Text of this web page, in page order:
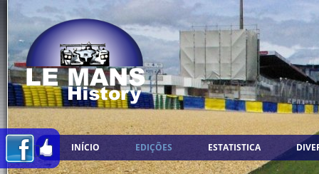
INÍCIO EDIÇÕES ESTATISTICA